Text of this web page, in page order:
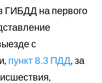
ГИБДД на первого
с
пункт 8.3 ПДД, за